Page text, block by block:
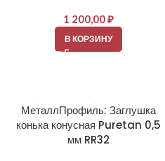
1 200,00₽
В КОРЗИНУ
МеталлПрофиль: Заглушка
конька конусная Puretan 0,5
мм RR32